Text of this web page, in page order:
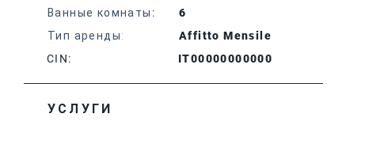
Ванные комнаты :
6
Тип аренды:
Affitto Mensile
CIN:
IT00000000000
УСЛУГИ